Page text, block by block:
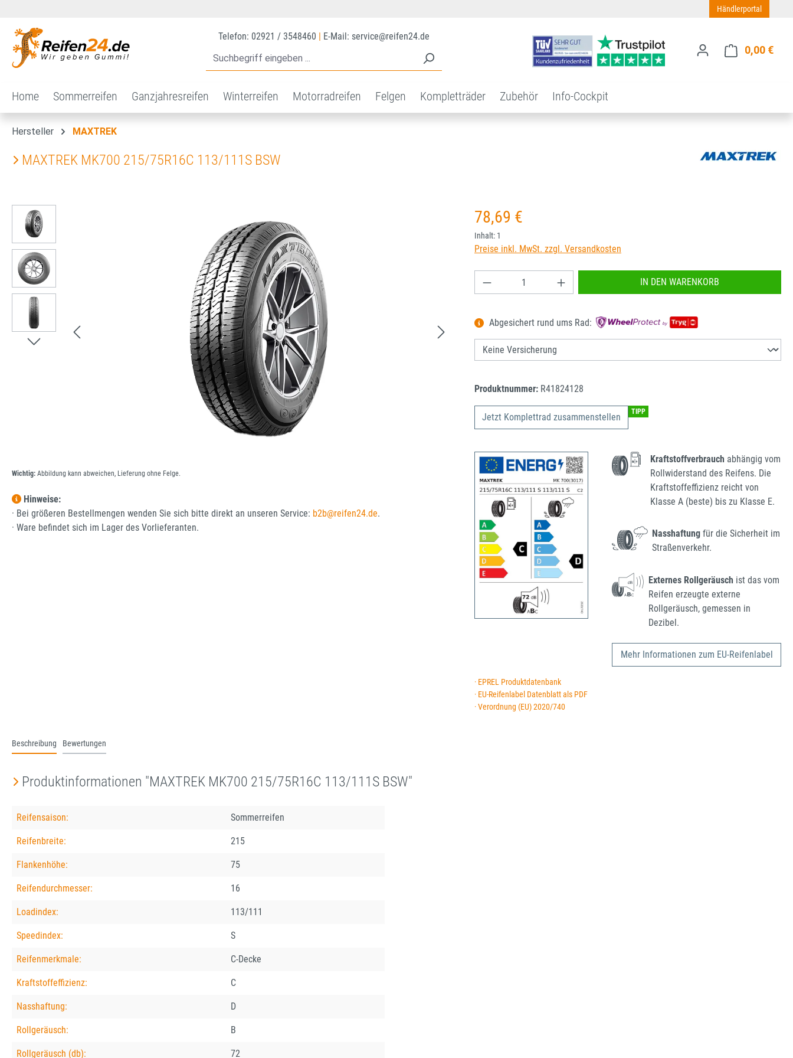
Händlerportal
Telefon: 02921 / 3548460 E-Mail: service@reifen24.de
0,00 €
Home Sommerreifen Ganzjahresreifen Winterreifen Motorradreifen Felgen Kompletträder Zubehör Info-Cockpit
Hersteller MAXTREK
MAXTREK MK700 215/75R16C 113/111S BSW
Bildergalerie überspringen
Wichtig: Abbildung kann abweichen, Lieferung ohne Felge.
Hinweise:
· Bei größeren Bestellmengen wenden Sie sich bitte direkt an unseren Service: b2b@reifen24.de.
· Ware befindet sich im Lager des Vorlieferanten.
Regulärer Preis:
78,69 €
Inhalt: 1
Preise inkl. MwSt. zzgl. Versandkosten
Produkt Anzahl: Gib den gewünschten Wert ein oder
IN DEN WARENKORB
Abgesichert rund ums Rad:
Produktnummer: R41824128
Jetzt Komplettrad zusammenstellen TIPP
Kraftstoffverbrauch abhängig vom
Rollwiderstand des Reifens. Die
Kraftstoffeffizienz reicht von
Klasse A (beste) bis zu Klasse E.
Nasshaftung für die Sicherheit im
Straßenverkehr.
Externes Rollgeräusch ist das vom
Reifen erzeugte externe
Rollgeräusch, gemessen in
Dezibel.
Mehr Informationen zum EU-Reifenlabel
· EPREL Produktdatenbank
· EU-Reifenlabel Datenblatt als PDF
· Verordnung (EU) 2020/740
Beschreibung Bewertungen
Produktinformationen "MAXTREK MK700 215/75R16C 113/111S BSW"
Reifensaison: Sommerreifen
Reifenbreite: 215
Flankenhöhe: 75
Reifendurchmesser: 16
Loadindex: 113/111
Speedindex: S
Reifenmerkmale: C-Decke
Kraftstoffeffizienz: C
Nasshaftung: D
Rollgeräusch: B
Rollgeräusch (db): 72